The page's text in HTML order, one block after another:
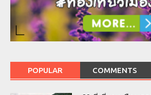
POPULAR COMMENTS